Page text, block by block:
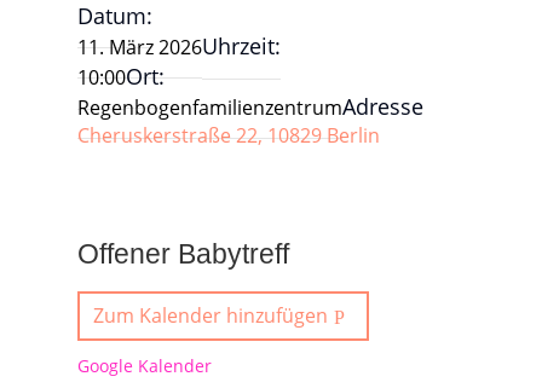
Datum:
11. März 2026Uhrzeit:
10:00Ort:
RegenbogenfamilienzentrumAdresse
Cheruskerstraße 22, 10829 Berlin
Offener Babytreff
Zum Kalender hinzufügen
Google Kalender